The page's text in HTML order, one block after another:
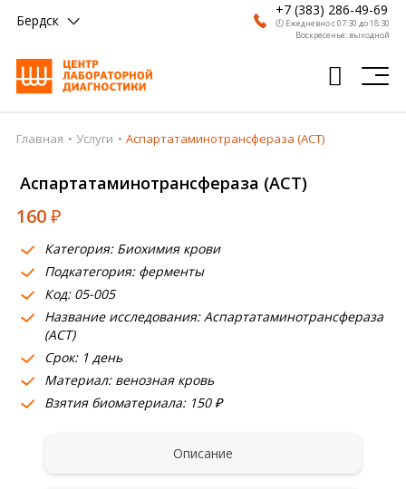
Бердск
+7 (383) 286-49-69
🕗 Ежедневно с 07:30 до 18:30
Воскресенье: выходной
Главная
Анализы
Врачи
Получить результат
Пациентам
О компании
Где сдать
Партнерам
Главная Услуги Аспартатаминотрансфераза (АСТ)
Аспартатаминотрансфераза (АСТ)
160₽
Категория: Биохимия крови
Подкатегория: ферменты
Код: 05-005
Название исследования: Аспартатаминотрансфераза
(АСТ)
Срок: 1 день
Материал: венозная кровь
Взятия биоматериала: 150 ₽
Описание